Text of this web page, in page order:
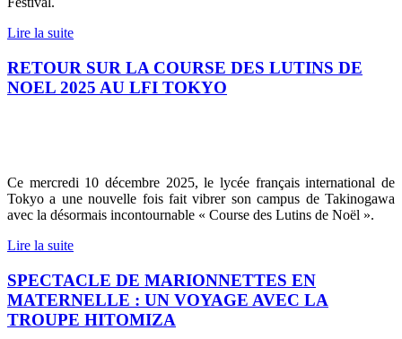
Lire la suite
RETOUR SUR LA COURSE DES LUTINS DE
NOEL 2025 AU LFI TOKYO
Ce mercredi 10 décembre 2025, le lycée français international de
Tokyo a une nouvelle fois fait vibrer son campus de Takinogawa
avec la désormais incontournable « Course des Lutins de Noël ».
Lire la suite
SPECTACLE DE MARIONNETTES EN
MATERNELLE : UN VOYAGE AVEC LA
TROUPE HITOMIZA